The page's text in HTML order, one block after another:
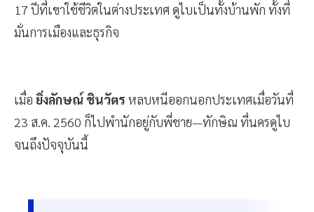
17 ปีที่เขาใช้ชีวิตในต่างประเทศ ดูไบเป็นทั้งบ้านพัก ทั้งที่
มั่นการเมืองและธุรกิจ
เมื่อ ยิ่งลักษณ์ ชินวัตร หลบหนีออกนอกประเทศเมื่อวันที่
23 ส.ค. 2560 ก็ไปพำนักอยู่กับพี่ชาย—ทักษิณ ที่นครดูไบ
จนถึงปัจจุบันนี้